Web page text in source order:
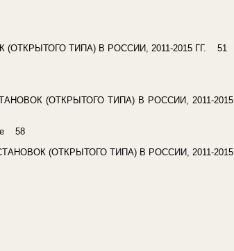
ТИПА) В РОССИИ, 2011-2015 ГГ. 51
(ОТКРЫТОГО ТИПА) В РОССИИ, 2011-2015
58
(ОТКРЫТОГО ТИПА) В РОССИИ, 2011-2015